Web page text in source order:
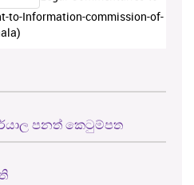
to-Information-commission-of-
පනත් කෙටුම්පත